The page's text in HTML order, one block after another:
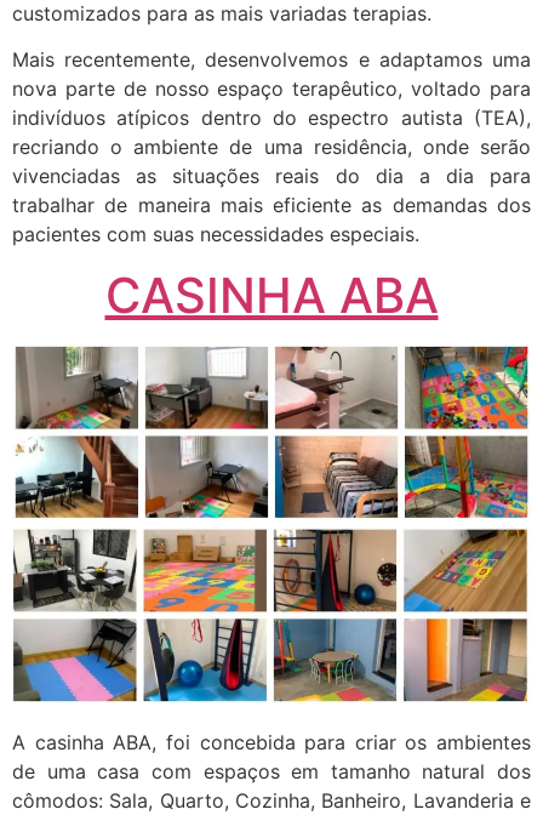
customizados para as mais variadas terapias.
Mais recentemente, desenvolvemos e adaptamos uma
nova parte de nosso espaço terapêutico, voltado para
indivíduos atípicos dentro do espectro autista (TEA),
recriando o ambiente de uma residência, onde serão
vivenciadas as situações reais do dia a dia para
trabalhar de maneira mais eficiente as demandas dos
pacientes com suas necessidades especiais.
CASINHA ABA
A casinha ABA, foi concebida para criar os ambientes
de uma casa com espaços em tamanho natural dos
cômodos: Sala, Quarto, Cozinha, Banheiro, Lavanderia e